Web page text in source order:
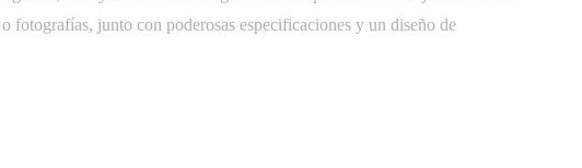
fotografías, junto con poderosas especificaciones y un diseño de